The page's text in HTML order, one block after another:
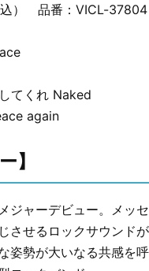
） 品番：VICL-37804
てくれ Naked
again
】
ャーデビュー。メッ
させるロックサウンド
姿勢が大いなる共感を